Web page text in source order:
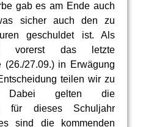
gab es am Ende auch
sicher auch den zu
geschuldet ist. Als
vorerst das letzte
(26./27.09.) in Erwägung
teilen wir zu
Dabei gelten die
für dieses Schuljahr
sind die kommenden